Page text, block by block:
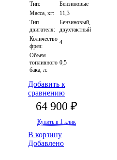
Тип:
Бензиновые
Масса, кг:
11,3
Тип
двигателя:
Бензиновый,
двухтактный
Количество
фрез:
4
Объем
топливного
бака, л:
0,5
Добавить к
сравнению
64 900 ₽
Купить в 1 клик
В корзину
Добавлено